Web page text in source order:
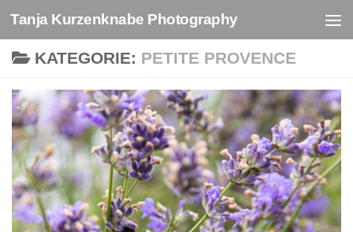
Zum Inhalt springen
Tanja Kurzenknabe Photography
KATEGORIE: PETITE PROVENCE